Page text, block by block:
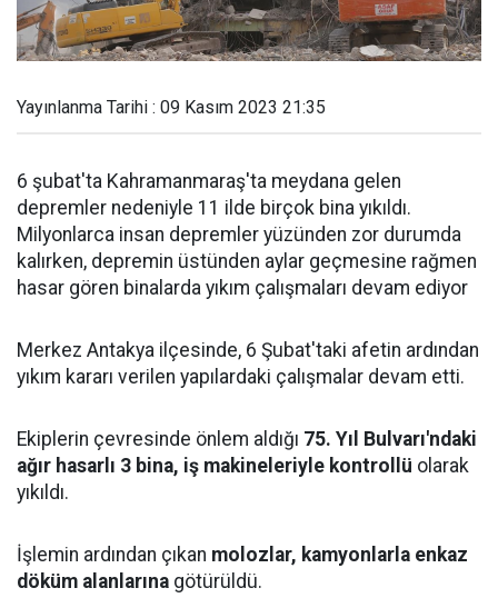
Yayınlanma Tarihi : 09 Kasım 2023 21:35
6 şubat'ta Kahramanmaraş'ta meydana gelen
depremler nedeniyle 11 ilde birçok bina yıkıldı.
Milyonlarca insan depremler yüzünden zor durumda
kalırken, depremin üstünden aylar geçmesine rağmen
hasar gören binalarda yıkım çalışmaları devam ediyor
Merkez Antakya ilçesinde, 6 Şubat'taki afetin ardından
yıkım kararı verilen yapılardaki çalışmalar devam etti.
Ekiplerin çevresinde önlem aldığı 75. Yıl Bulvarı'ndaki
ağır hasarlı 3 bina, iş makineleriyle kontrollü olarak
yıkıldı.
İşlemin ardından çıkan molozlar, kamyonlarla enkaz
döküm alanlarına götürüldü.